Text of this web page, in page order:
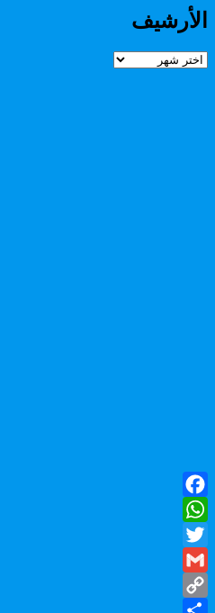
الأرشيف
الأرشيف
Facebook
WhatsApp
Twitter
Gmail